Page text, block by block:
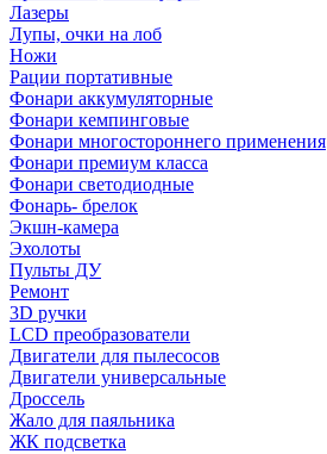
Лазеры
Лупы, очки на лоб
Ножи
Рации портативные
Фонари аккумуляторные
Фонари кемпинговые
Фонари многостороннего применения
Фонари премиум класса
Фонари светодиодные
Фонарь- брелок
Экшн-камера
Эхолоты
Пульты ДУ
Ремонт
3D ручки
LCD преобразователи
Двигатели для пылесосов
Двигатели универсальные
Дроссель
Жало для паяльника
ЖК подсветка